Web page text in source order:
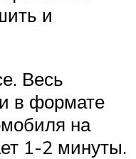
и
Весь
в формате
на
1-2 минуты.